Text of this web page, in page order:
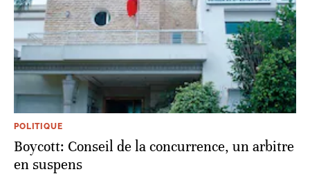
POLITIQUE
Boycott: Conseil de la concurrence, un arbitre
en suspens